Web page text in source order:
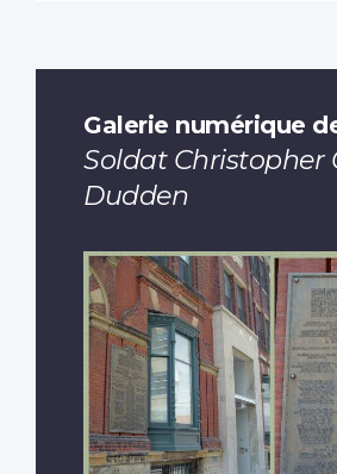
Galerie numérique
Soldat Christopher
Dudden